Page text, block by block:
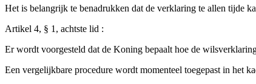
Het is belangrijk te benadrukken dat de verklaring te allen tijde
Artikel 4, § 1, achtste lid :
Er wordt voorgesteld dat de Koning bepaalt hoe de
Een vergelijkbare procedure wordt momenteel toegepast in het